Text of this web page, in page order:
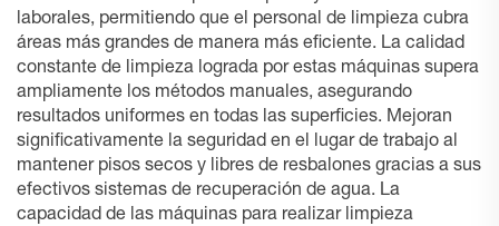
laborales, permitiendo que el personal de limpieza cubra
áreas más grandes de manera más eficiente. La calidad
constante de limpieza lograda por estas máquinas supera
ampliamente los métodos manuales, asegurando
resultados uniformes en todas las superficies. Mejoran
significativamente la seguridad en el lugar de trabajo al
mantener pisos secos y libres de resbalones gracias a sus
efectivos sistemas de recuperación de agua. La
capacidad de las máquinas para realizar limpieza